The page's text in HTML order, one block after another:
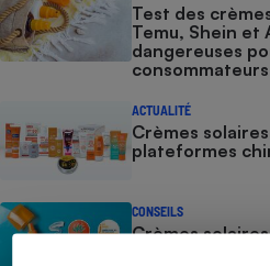
Test des
Temu, Shein et
dangereuses
consommateurs
ACTUALITÉ
Crèmes
plateformes
CONSEILS
Crèmes